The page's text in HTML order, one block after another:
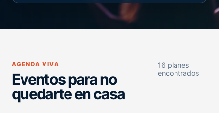
AGENDA VIVA
Eventos para no
quedarte en casa
16 planes
encontrados